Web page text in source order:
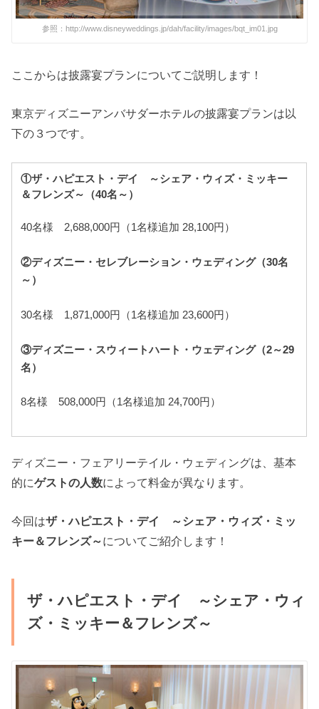
参照：http://www.disneyweddings.jp/dah/facility/images/bqt_im01.jpg
ここからは披露宴プランについてご説明します！
東京ディズニーアンバサダーホテルの披露宴プランは以
下の３つです。
①ザ・ハピエスト・デイ ～シェア・ウィズ・ミッキー
＆フレンズ～（40名～）
40名様 2,688,000円（1名様追加 28,100円）
②ディズニー・セレブレーション・ウェディング（30名
～）
30名様 1,871,000円（1名様追加 23,600円）
③ディズニー・スウィートハート・ウェディング（2～29
名）
8名様 508,000円（1名様追加 24,700円）
ディズニー・フェアリーテイル・ウェディングは、基本
的にゲストの人数によって料金が異なります。
今回はザ・ハピエスト・デイ ～シェア・ウィズ・ミッ
キー＆フレンズ～についてご紹介します！
ザ・ハピエスト・デイ ～シェア・ウィ
ズ・ミッキー＆フレンズ～